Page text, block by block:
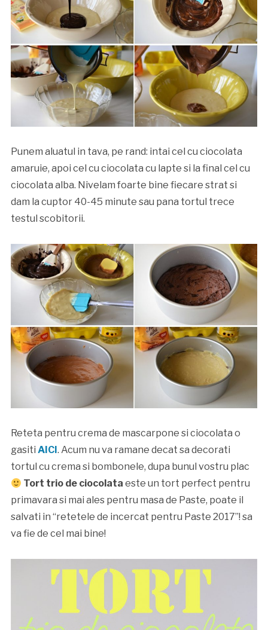
Punem aluatul in tava, pe rand: intai cel cu ciocolata
amaruie, apoi cel cu ciocolata cu lapte si la final cel cu
ciocolata alba. Nivelam foarte bine fiecare strat si
dam la cuptor 40-45 minute sau pana tortul trece
testul scobitorii.
Reteta pentru crema de mascarpone si ciocolata o
gasiti AICI. Acum nu va ramane decat sa decorati
tortul cu crema si bombonele, dupa bunul vostru plac
Tort trio de ciocolata este un tort perfect pentru
primavara si mai ales pentru masa de Paste, poate il
salvati in “retetele de incercat pentru Paste 2017”! sa
va fie de cel mai bine!